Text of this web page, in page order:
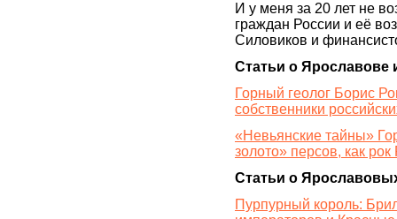
И у меня за 20 лет не
граждан России и её
Силовиков и
Статьи о Ярославове
Горный геолог Борис
собственники
«Невьянские тайны»
золото» персов, как
Статьи о
Пурпурный король: